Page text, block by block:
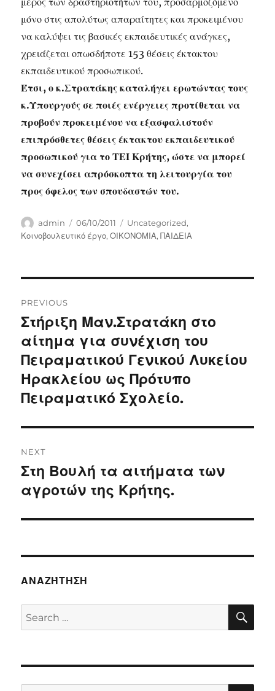
μόνο στις απολύτως απαραίτητες και προκειμένου
να καλύψει τις βασικές εκπαιδευτικές ανάγκες,
χρειάζεται οπωσδήποτε 153 θέσεις έκτακτου
εκπαιδευτικού προσωπικού.
Έτσι, ο κ.Στρατάκης καταλήγει ερωτώντας τους
κ.Υπουργούς σε ποιές ενέργειες προτίθεται να
προβούν προκειμένου να εξασφαλιστούν
επιπρόσθετες θέσεις έκτακτου εκπαιδευτικού
προσωπικού για το ΤΕΙ Κρήτης, ώστε να μπορεί
να συνεχίσει απρόσκοπτα τη λειτουργία του
προς όφελος των σπουδαστών του.
Author
admin
Posted
on
06/10/2011 Categories
Uncategorized,
Κοινοβουλευτικό έργο,ΟΙΚΟΝΟΜΙΑ,ΠΑΙΔΕΙΑ
navigation
PREVIOUS
Previous
post:
Στήριξη Μαν.Στρατάκη στο
αίτημα για συνέχιση του
Πειραματικού Γενικού Λυκείου
Ηρακλείου ως Πρότυπο
Πειραματικό Σχολείο.
NEXT
Next
post:
Στη Βουλή τα αιτήματα των
αγροτών της Κρήτης.
ΑΝΑΖΉΤΗΣΗ
Search
for: